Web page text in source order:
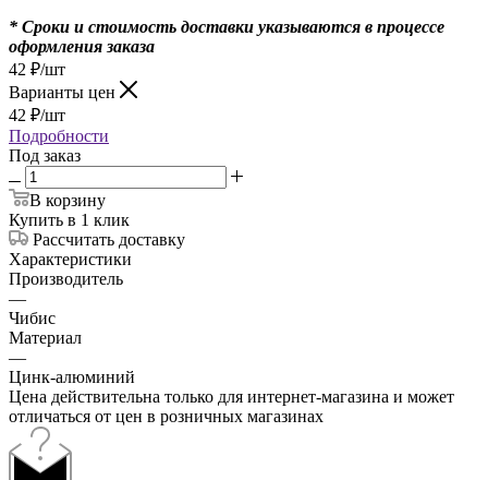
* Сроки и стоимость доставки указываются в процессе
оформления заказа
42 ₽/шт
Варианты цен
42 ₽/шт
Подробности
Под заказ
В корзину
Купить в 1 клик
Рассчитать доставку
Характеристики
Производитель
—
Чибис
Материал
—
Цинк-алюминий
Цена действительна только для интернет-магазина и может
отличаться от цен в розничных магазинах